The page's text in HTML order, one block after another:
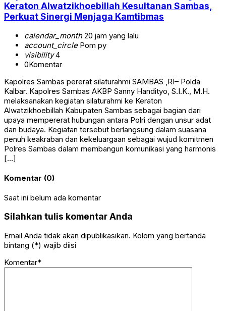
Keraton Alwatzikhoebillah Kesultanan Sambas,
Perkuat Sinergi Menjaga Kamtibmas
calendar_month20 jam yang lalu
account_circlePom py
visibility4
0Komentar
Kapolres Sambas pererat silaturahmi ‎SAMBAS ,RI– Polda
Kalbar. Kapolres Sambas AKBP Sanny Handityo, S.I.K., M.H.
melaksanakan kegiatan silaturahmi ke Keraton
Alwatzikhoebillah Kabupaten Sambas sebagai bagian dari
upaya mempererat hubungan antara Polri dengan unsur adat
dan budaya. Kegiatan tersebut berlangsung dalam suasana
penuh keakraban dan kekeluargaan sebagai wujud komitmen
Polres Sambas dalam membangun komunikasi yang harmonis
[…]
Komentar (0)
Saat ini belum ada komentar
Silahkan tulis komentar Anda
Email Anda tidak akan dipublikasikan. Kolom yang bertanda
bintang (*) wajib diisi
Komentar*